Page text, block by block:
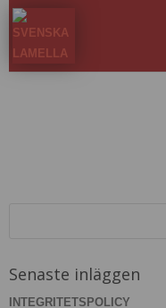
Senaste inläggen
INTEGRITETSPOLICY